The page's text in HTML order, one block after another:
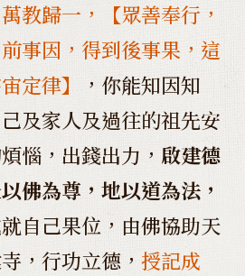
教歸一，【眾善奉行，
事因，得到後事果，這
定律】
，你能知因知
及家人及過往的祖先安
惱，出錢出力， 啟建德
佛為尊，地以道為法，
就自己果位，由佛協助天
，行功立德， 授記成